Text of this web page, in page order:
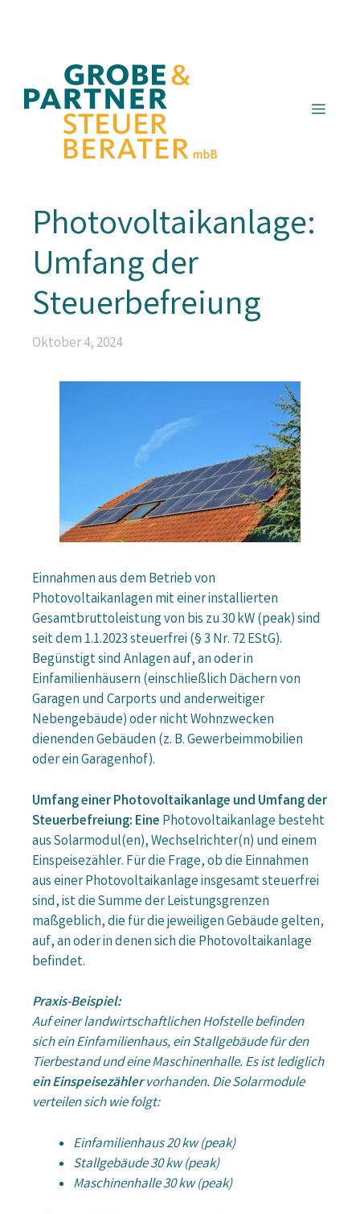
Menü
Photovoltaikanlage:
Umfang der
Steuerbefreiung
Oktober 4, 2024
Einnahmen aus dem Betrieb von
Photovoltaikanlagen mit einer installierten
Gesamtbruttoleistung von bis zu 30 kW (peak) sind
seit dem 1.1.2023 steuerfrei (§ 3 Nr. 72 EStG).
Begünstigt sind Anlagen auf, an oder in
Einfamilienhäusern (einschließlich Dächern von
Garagen und Carports und anderweitiger
Nebengebäude) oder nicht Wohnzwecken
dienenden Gebäuden (z. B. Gewerbeimmobilien
oder ein Garagenhof).
Umfang einer Photovoltaikanlage und Umfang der
Steuerbefreiung: Eine Photovoltaikanlage besteht
aus Solarmodul(en), Wechselrichter(n) und einem
Einspeisezähler. Für die Frage, ob die Einnahmen
aus einer Photovoltaikanlage insgesamt steuerfrei
sind, ist die Summe der Leistungsgrenzen
maßgeblich, die für die jeweiligen Gebäude gelten,
auf, an oder in denen sich die Photovoltaikanlage
befindet.
Praxis-Beispiel:
Auf einer landwirtschaftlichen Hofstelle befinden
sich ein Einfamilienhaus, ein Stallgebäude für den
Tierbestand und eine Maschinenhalle. Es ist lediglich
ein Einspeisezählervorhanden. Die Solarmodule
verteilen sich wie folgt:
Einfamilienhaus 20 kw (peak)
Stallgebäude 30 kw (peak)
Maschinenhalle 30 kw (peak)